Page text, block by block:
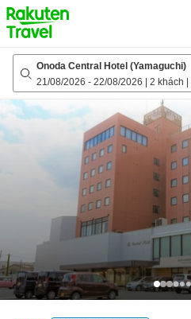
to
top
page
Onoda Central Hotel (Yamaguchi)
21/08/2026 - 22/08/2026 2 khách